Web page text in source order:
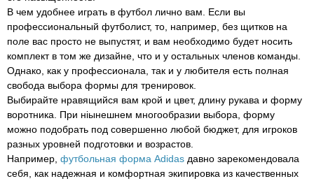
В чем удобнее играть в футбол лично вам. Если вы
профессиональный футболист, то, например, без щитков на
поле вас просто не выпустят, и вам необходимо будет носить
комплект в том же дизайне, что и у остальных членов команды.
Однако, как у профессионала, так и у любителя есть полная
свобода выбора формы для тренировок.
Выбирайте нравящийся вам крой и цвет, длину рукава и форму
воротника. При нiынешнем многообразии выбора, форму
можно подобрать под совершенно любой бюджет, для игроков
разных уровней подготовки и возрастов.
Например, футбольная форма Adidas давно зарекомендовала
себя, как надежная и комфортная экипировка из качественных